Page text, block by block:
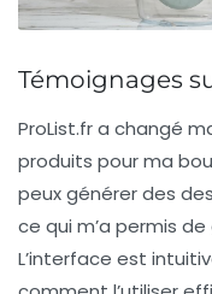
Témoignages
ProList.fra changé
produits pour ma
peux générer des
ce qui m’a permis
L’interface est